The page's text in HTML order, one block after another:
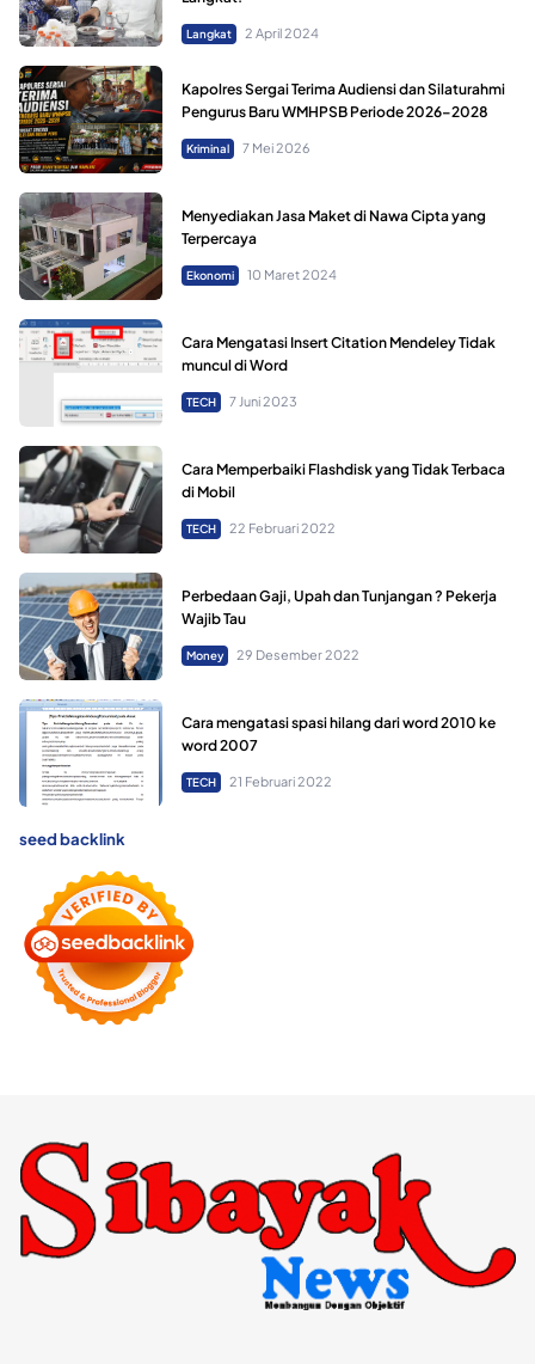
Langkat 2 April 2024
Kapolres Sergai Terima Audiensi dan Silaturahmi
Pengurus Baru WMHPSB Periode 2026–2028
Kriminal 7 Mei 2026
Menyediakan Jasa Maket di Nawa Cipta yang
Terpercaya
Ekonomi 10 Maret 2024
Cara Mengatasi Insert Citation Mendeley Tidak
muncul di Word
TECH 7 Juni 2023
Cara Memperbaiki Flashdisk yang Tidak Terbaca
di Mobil
TECH 22 Februari 2022
Perbedaan Gaji, Upah dan Tunjangan ? Pekerja
Wajib Tau
Money 29 Desember 2022
Cara mengatasi spasi hilang dari word 2010 ke
word 2007
TECH 21 Februari 2022
seed backlink